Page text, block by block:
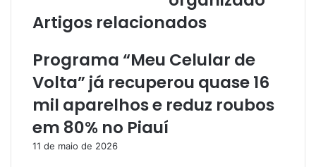
a
l
Artigos relacionados
Programa “Meu Celular de
Volta” já recuperou quase 16
mil aparelhos e reduz roubos
em 80% no Piauí
11 de maio de 2026